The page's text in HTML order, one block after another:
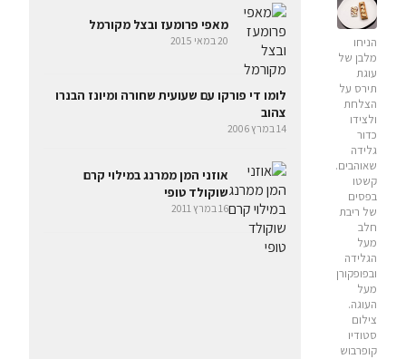
הניחו
מלבן של
עוגת
תירס על
הצלחת
ולצידו
כדור
גלידה
שאוהבים.
קשטו
בפסים
של ריבת
חלב
מעל
הגלידה
ובפופקורן
מעל
העוגה.
צילום
סטודיו
קופרבוש
מאפי פרומעז ובצל מקורמל
20 במאי 2015
לומו די פורקו עם שעועית שחורה ומיונז הבנרו
צהוב
14 במרץ 2006
אוזני המן ממרנג במילוי קרם
שוקולד טופי
16 במרץ 2011